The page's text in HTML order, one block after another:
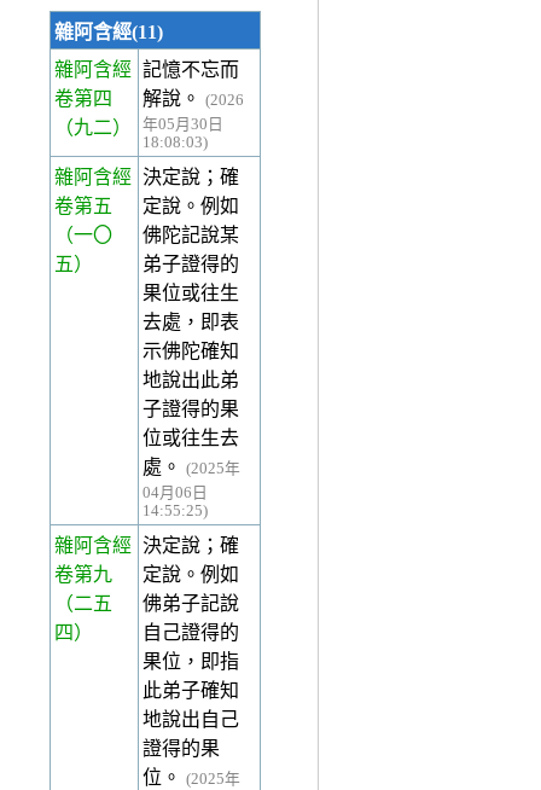
雜阿含經(11)
雜阿含經
卷第四
（九二）
記憶不忘而
解說。
(2026
年05月30日
18:08:03)
雜阿含經
卷第五
（一〇
五）
決定說；確
定說。例如
佛陀記說某
弟子證得的
果位或往生
去處，即表
示佛陀確知
地說出此弟
子證得的果
位或往生去
處。
(2025年
04月06日
14:55:25)
雜阿含經
卷第九
（二五
四）
決定說；確
定說。例如
佛弟子記說
自己證得的
果位，即指
此弟子確知
地說出自己
證得的果
位。
(2025年